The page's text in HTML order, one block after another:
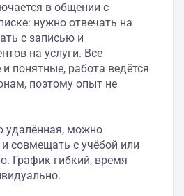
в общении с
нужно отвечать на
с записью и
на услуги. Все
понятные, работа ведётся
поэтому опыт не
удалённая, можно
совмещать с учёбой или
График гибкий, время